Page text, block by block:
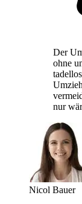
Der
ohne
nur
Nicol Bauer